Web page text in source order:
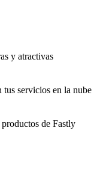
y atractivas
tus servicios en la nube
de Fastly